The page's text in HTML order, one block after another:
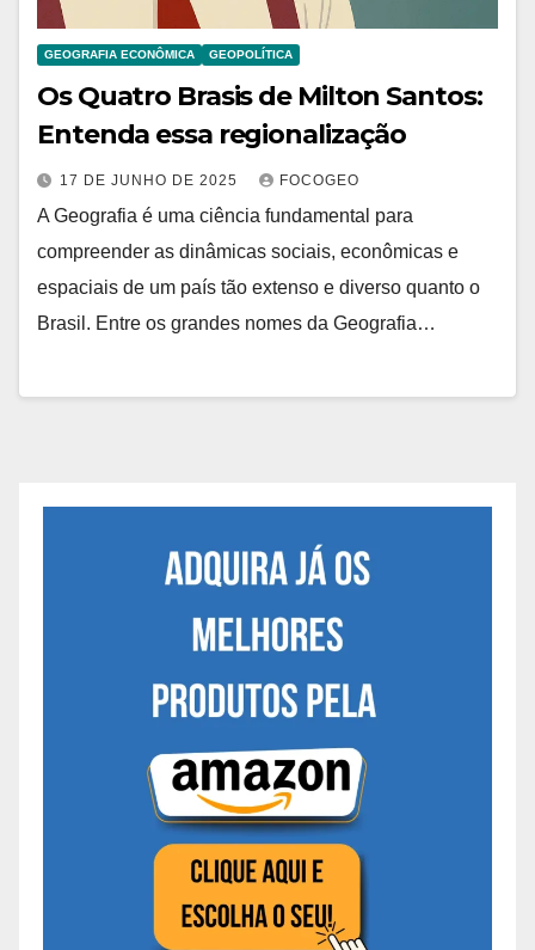
GEOGRAFIA ECONÔMICA GEOPOLÍTICA
Os Quatro Brasis de Milton Santos:
Entenda essa regionalização
17 DE JUNHO DE 2025 FOCOGEO
A Geografia é uma ciência fundamental para
compreender as dinâmicas sociais, econômicas e
espaciais de um país tão extenso e diverso quanto o
Brasil. Entre os grandes nomes da Geografia…